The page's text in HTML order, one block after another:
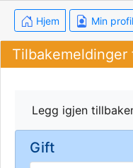
Hjem Min profil
Legg igjen
Gift